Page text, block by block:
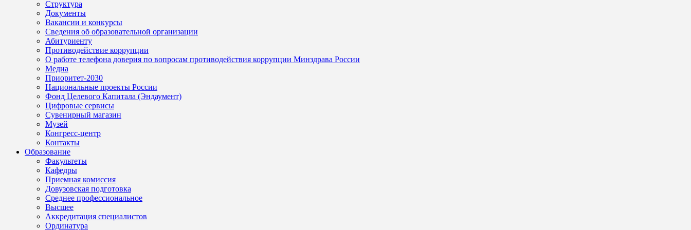
Структура
Документы
Вакансии и конкурсы
Сведения об образовательной организации
Абитуриенту
Противодействие коррупции
О работе телефона доверия по вопросам противодействия коррупции Минздрава России
Медиа
Приоритет-2030
Национальные проекты России
Фонд Целевого Капитала (Эндаумент)
Цифровые сервисы
Сувенирный магазин
Музей
Конгресс-центр
Контакты
Образование
Факультеты
Кафедры
Приемная комиссия
Довузовская подготовка
Среднее профессиональное
Высшее
Аккредитация специалистов
Ординатура